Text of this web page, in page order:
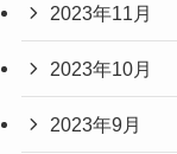
2023年11月
2023年10月
2023年9月